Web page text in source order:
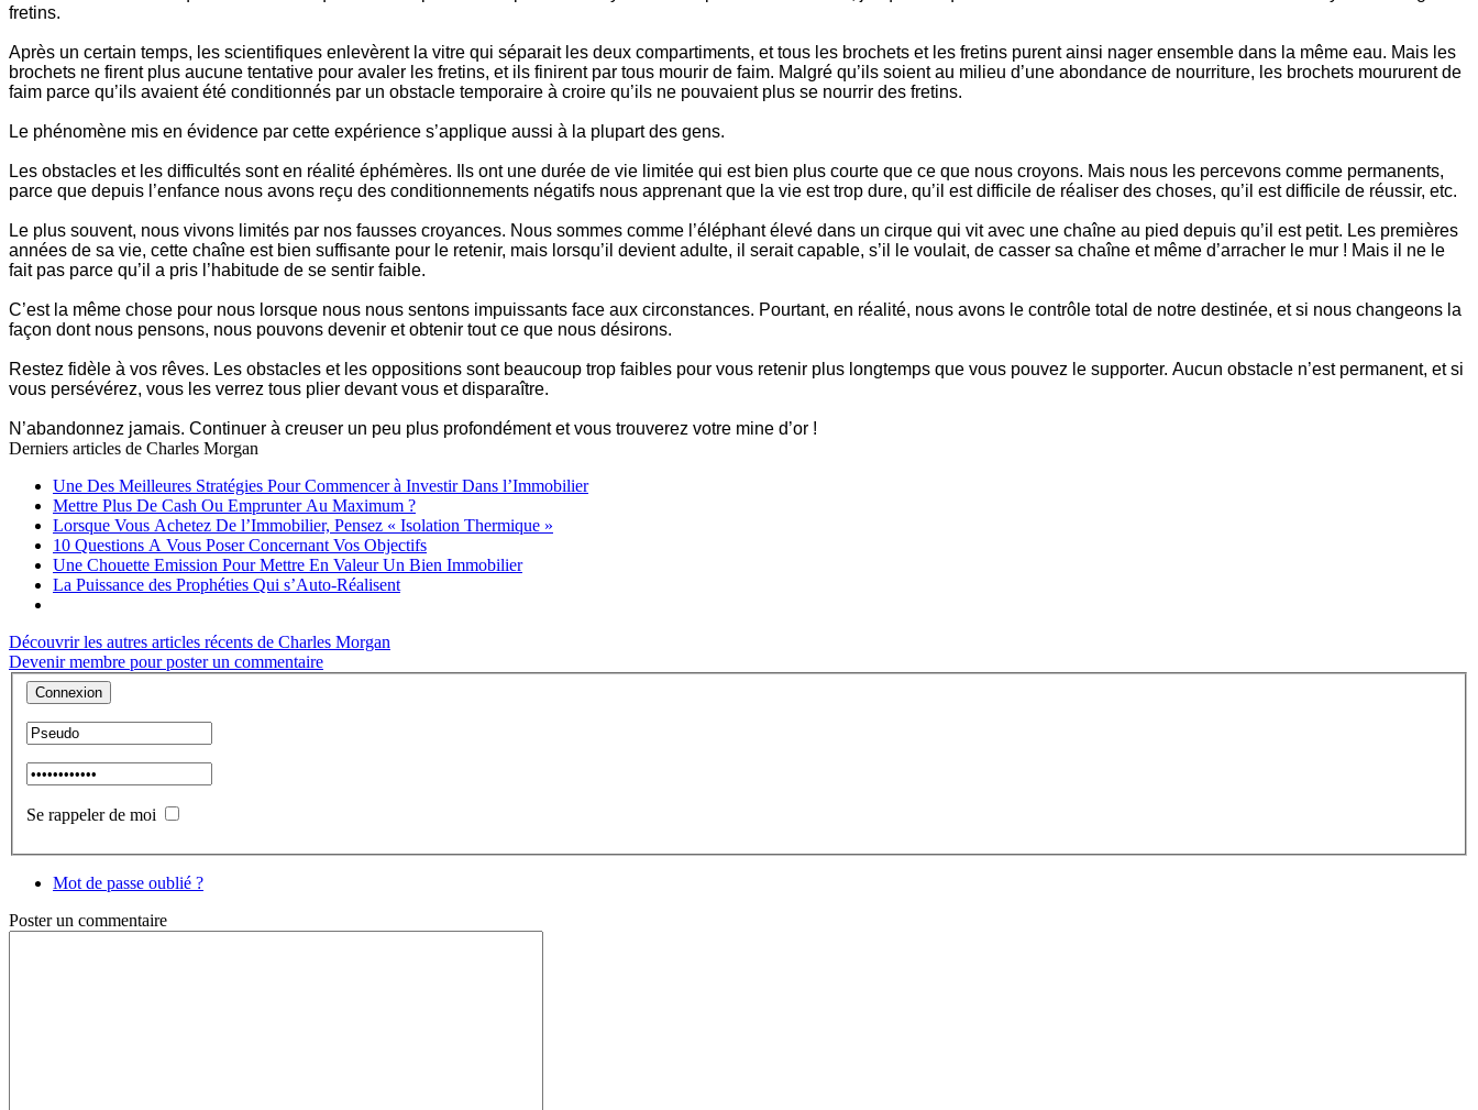
fretins.
Après un certain temps, les scientifiques enlevèrent la vitre qui séparait les deux compartiments, et tous les brochets et les fretins purent ainsi nager ensemble dans la même eau. Mais les
brochets ne firent plus aucune tentative pour avaler les fretins, et ils finirent par tous mourir de faim. Malgré qu’ils soient au milieu d’une abondance de nourriture, les brochets moururent de
faim parce qu’ils avaient été conditionnés par un obstacle temporaire à croire qu’ils ne pouvaient plus se nourrir des fretins.
Le phénomène mis en évidence par cette expérience s’applique aussi à la plupart des gens.
Les obstacles et les difficultés sont en réalité éphémères. Ils ont une durée de vie limitée qui est bien plus courte que ce que nous croyons. Mais nous les percevons comme permanents,
parce que depuis l’enfance nous avons reçu des conditionnements négatifs nous apprenant que la vie est trop dure, qu’il est difficile de réaliser des choses, qu’il est difficile de réussir, etc.
Le plus souvent, nous vivons limités par nos fausses croyances. Nous sommes comme l’éléphant élevé dans un cirque qui vit avec une chaîne au pied depuis qu’il est petit. Les premières
années de sa vie, cette chaîne est bien suffisante pour le retenir, mais lorsqu’il devient adulte, il serait capable, s’il le voulait, de casser sa chaîne et même d’arracher le mur ! Mais il ne le
fait pas parce qu’il a pris l’habitude de se sentir faible.
C’est la même chose pour nous lorsque nous nous sentons impuissants face aux circonstances. Pourtant, en réalité, nous avons le contrôle total de notre destinée, et si nous changeons la
façon dont nous pensons, nous pouvons devenir et obtenir tout ce que nous désirons.
Restez fidèle à vos rêves. Les obstacles et les oppositions sont beaucoup trop faibles pour vous retenir plus longtemps que vous pouvez le supporter. Aucun obstacle n’est permanent, et si
vous persévérez, vous les verrez tous plier devant vous et disparaître.
N’abandonnez jamais. Continuer à creuser un peu plus profondément et vous trouverez votre mine d’or !
Derniers articles de Charles Morgan
Une Des Meilleures Stratégies Pour Commencer à Investir Dans l’Immobilier
Mettre Plus De Cash Ou Emprunter Au Maximum ?
Lorsque Vous Achetez De l’Immobilier, Pensez « Isolation Thermique »
10 Questions A Vous Poser Concernant Vos Objectifs
Une Chouette Emission Pour Mettre En Valeur Un Bien Immobilier
La Puissance des Prophéties Qui s’Auto-Réalisent
Découvrir les autres articles récents de Charles Morgan
Devenir membre pour poster un commentaire
Se rappeler de moi
Mot de passe oublié ?
Posterun commentaire